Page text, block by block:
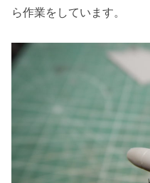
ら作業をしています。